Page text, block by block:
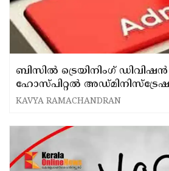
ബിസില്‍ ട്രെയിനിംഗ്
ഹോസ്പിറ്റല്‍
അപേക്ഷ ക്ഷണിച്ചു
KAVYA RAMACHANDRAN